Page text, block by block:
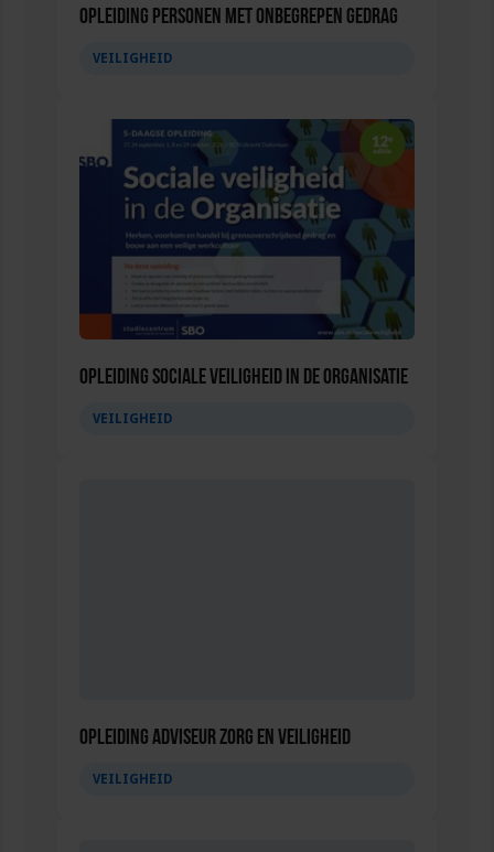
Opleiding Personen met onbegrepen gedrag
VEILIGHEID
Opleiding Sociale Veiligheid in de Organisatie
VEILIGHEID
Opleiding Adviseur zorg en veiligheid
VEILIGHEID